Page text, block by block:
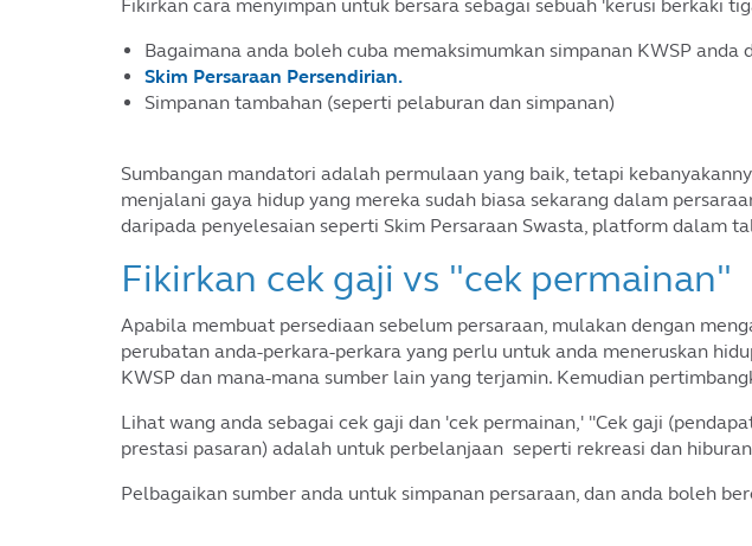
Fikirkan cara menyimpan untuk bersara sebagai sebuah 'kerusi berkaki
Bagaimana anda boleh cuba memaksimumkan simpanan KWSP
Skim Persaraan Persendirian.
Simpanan tambahan (seperti pelaburan dan simpanan)
Sumbangan mandatori adalah permulaan yang baik, tetapi
menjalani gaya hidup yang mereka sudah biasa sekarang dalam
daripada penyelesaian seperti Skim Persaraan Swasta, platform dalam
Fikirkan cek gaji vs "cek permainan"
Apabila membuat persediaan sebelum persaraan, mulakan dengan
perubatan anda-perkara-perkara yang perlu untuk anda meneruskan
KWSP dan mana-mana sumber lain yang terjamin. Kemudian
Lihat wang anda sebagai cek gaji dan 'cek permainan,' "Cek gaji
prestasi pasaran) adalah untuk perbelanjaan seperti rekreasi dan
Pelbagaikan sumber anda untuk simpanan persaraan, dan anda boleh